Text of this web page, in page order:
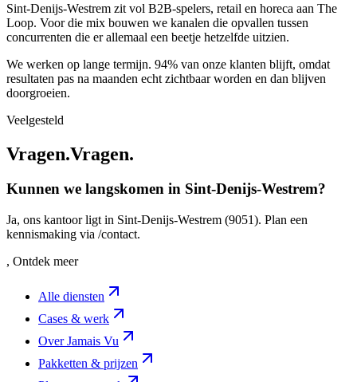
Sint-Denijs-Westrem zit vol B2B-spelers, retail en horeca aan The
Loop. Voor die mix bouwen we kanalen die opvallen tussen
concurrenten die er allemaal een beetje hetzelfde uitzien.
We werken op lange termijn. 94% van onze klanten blijft, omdat
resultaten pas na maanden echt zichtbaar worden en dan blijven
doorgroeien.
Veelgesteld
Vragen.Vragen.
Kunnen we langskomen in Sint-Denijs-Westrem?
Ja, ons kantoor ligt in Sint-Denijs-Westrem (9051). Plan een
kennismaking via /contact.
, Ontdek meer
Alle diensten
Cases & werk
Over Jamais Vu
Pakketten & prijzen